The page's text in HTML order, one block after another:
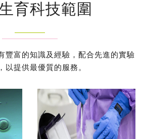
育科技範圍
豐富的知識及經驗，配合先進的實驗
以提供最優質的服務。